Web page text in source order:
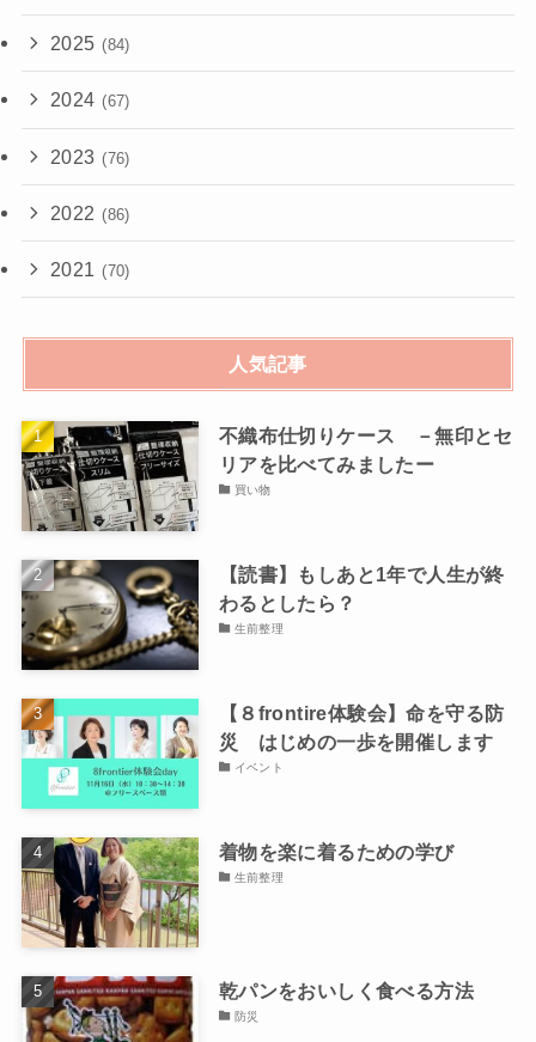
2025 (84)
2024 (67)
2023 (76)
2022 (86)
2021 (70)
人気記事
不織布仕切りケース －無印とセ
リアを比べてみましたー
買い物
【読書】もしあと1年で人生が終
わるとしたら？
生前整理
【８frontire体験会】命を守る防
災 はじめの一歩を開催します
イベント
着物を楽に着るための学び
生前整理
乾パンをおいしく食べる方法
防災